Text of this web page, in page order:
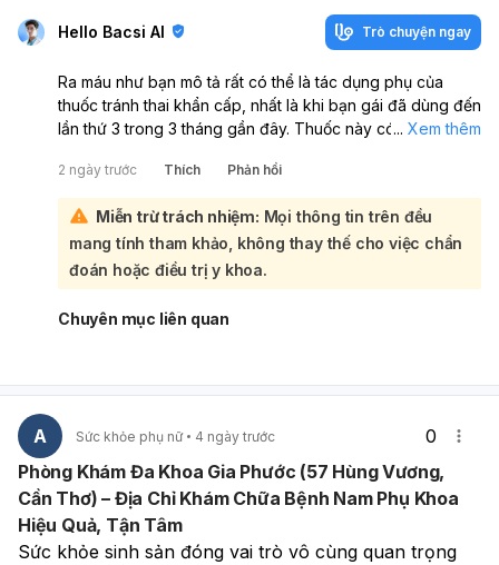
Hello Bacsi AI Trò chuyện ngay
Ra máu như bạn mô tả rất có thể là tác dụng phụ của
thuốc tránh thai khẩn cấp, nhất là khi bạn gái đã dùng đến
lần thứ 3 trong 3 tháng gần đây. Thuốc này có thể làm rối
kéo dài vài ngày đến khoảng 1 tuần:
Nếu lần ra máu ngày 3/8 không giống kỳ kinh bình
thường, vẫn chưa thể khẳng định có thai hay không chỉ
dựa vào triệu chứng. Tuy nhiên, nếu có quan hệ không
an toàn thì vẫn có khả năng mang thai, vì thuốc tránh thai
khẩn cấp không hiệu quả 100%. Bạn nên theo dõi thêm:
Nếu ra máu kéo dài quá 7 ngày, ra nhiều, hoặc kèm
Nếu trễ kinh sau đó, nên thử thai sau 2 tuần từ lần quan
Không nên lạm dụng thuốc tránh thai khẩn cấp nhiều
có thể giúp bạn tính lại khả năng có thai theo mốc ngày
quan hệ và ngày uống thuốc.
... Xem thêm
2 ngày trước Thích Phản hồi
Miễn trừ trách nhiệm: Mọi thông tin trên đều
mang tính tham khảo, không thay thế cho việc chẩn
đoán hoặc điều trị y khoa.
Chuyên mục liên quan
A Sức khỏe phụ nữ 4 ngày trước
0
Phòng Khám Đa Khoa Gia Phước (57 Hùng Vương,
Cần Thơ) – Địa Chỉ Khám Chữa Bệnh Nam Phụ Khoa
Hiệu Quả, Tận Tâm
Sức khỏe sinh sản đóng vai trò vô cùng quan trọng